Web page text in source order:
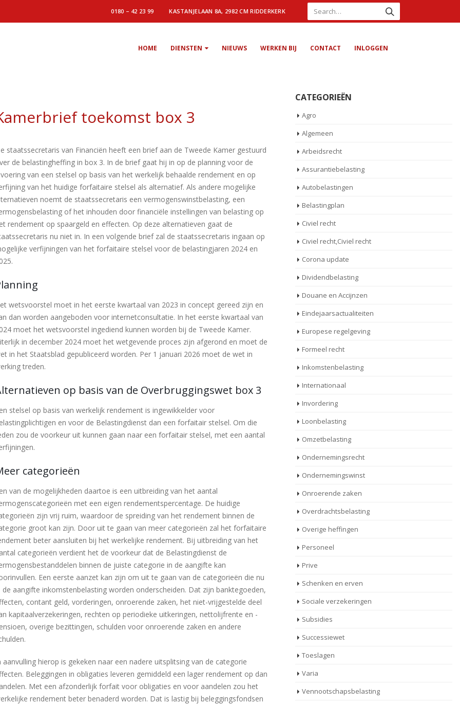
0180 – 42 23 99 KASTANJELAAN 8A, 2982 CM RIDDERKERK
HOME DIENSTEN NIEUWS WERKEN BIJ CONTACT INLOGGEN
toekomst box 3
staatssecretaris van Financiën heeft een brief aan de Tweede Kamer gestuurd
de belastingheffing in box 3. In de brief gaat hij in op de planning voor de
van een stelsel op basis van het werkelijk behaalde rendement en op
van het huidige forfaitaire stelsel als alternatief. Als andere mogelijke
noemt de staatssecretaris een vermogenswinstbelasting, een
of het inhouden door financiële instellingen van belasting op
rendement op spaargeld en effecten. Op deze alternatieven gaat de
nu niet in. In een volgende brief zal de staatssecretaris ingaan op
verfijningen van het forfaitaire stelsel voor de belastingjaren 2024 en
wetsvoorstel moet in het eerste kwartaal van 2023 in concept gereed zijn en
dan worden aangeboden voor internetconsultatie. In het eerste kwartaal van
moet het wetsvoorstel ingediend kunnen worden bij de Tweede Kamer.
in december 2024 moet het wetgevende proces zijn afgerond en moet de
in het Staatsblad gepubliceerd worden. Per 1 januari 2026 moet de wet in
treden.
op basis van de Overbruggingswet box 3
stelsel op basis van werkelijk rendement is ingewikkelder voor
en voor de Belastingdienst dan een forfaitair stelsel. Om die
zou de voorkeur uit kunnen gaan naar een forfaitair stelsel, met een aantal
categorieën
van de mogelijkheden daartoe is een uitbreiding van het aantal
met een eigen rendementspercentage. De huidige
zijn vrij ruim, waardoor de spreiding van het rendement binnen de
groot kan zijn. Door uit te gaan van meer categorieën zal het forfaitaire
beter aansluiten bij het werkelijke rendement. Bij uitbreiding van het
categorieën verdient het de voorkeur dat de Belastingdienst de
binnen de juiste categorie in de aangifte kan
Een eerste aanzet kan zijn om uit te gaan van de categorieën die nu
de aangifte inkomstenbelasting worden onderscheiden. Dat zijn banktegoeden,
contant geld, vorderingen, onroerende zaken, het niet-vrijgestelde deel
kapitaalverzekeringen, rechten op periodieke uitkeringen, nettolijfrente en -
overige bezittingen, schulden voor onroerende zaken en andere
aanvulling hierop is gekeken naar een nadere uitsplitsing van de categorie
Beleggingen in obligaties leveren gemiddeld een lager rendement op dan
Met een afzonderlijk forfait voor obligaties en voor aandelen zou het
rendement beter benaderd worden. Dat is lastig bij beleggingsfondsen
CATEGORIEËN
Agro
Algemeen
Arbeidsrecht
Assurantiebelasting
Autobelastingen
Belastingplan
Civiel recht
Civiel recht,Civiel recht
Corona update
Dividendbelasting
Douane en Accijnzen
Eindejaarsactualiteiten
Europese regelgeving
Formeel recht
Inkomstenbelasting
Internationaal
Invordering
Loonbelasting
Omzetbelasting
Ondernemingsrecht
Ondernemingswinst
Onroerende zaken
Overdrachtsbelasting
Overige heffingen
Personeel
Prive
Schenken en erven
Sociale verzekeringen
Subsidies
Successiewet
Toeslagen
Varia
Vennootschapsbelasting